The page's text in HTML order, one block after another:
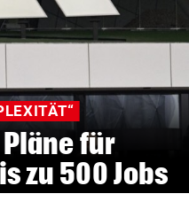
für
zu 500 Jobs